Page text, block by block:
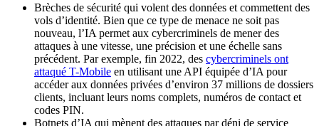
Brèches de sécurité qui volent des données et commettent des
vols d’identité. Bien que ce type de menace ne soit pas
nouveau, l’IA permet aux cybercriminels de mener des
attaques à une vitesse, une précision et une échelle sans
précédent. Par exemple, fin 2022, des cybercriminels ont
attaqué T-Mobile en utilisant une API équipée d’IA pour
accéder aux données privées d’environ 37 millions de dossiers
clients, incluant leurs noms complets, numéros de contact et
codes PIN.
Botnets d’IA qui mènent des attaques par déni de service